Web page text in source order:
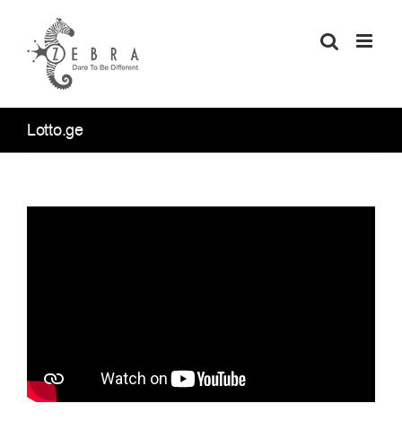
content
Lotto.ge